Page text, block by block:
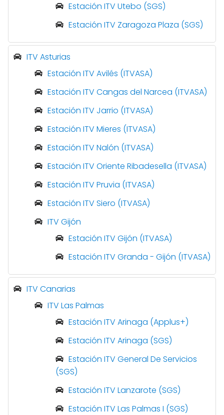
Estación ITV Utebo (SGS)
Estación ITV Zaragoza Plaza (SGS)
ITV Asturias
Estación ITV Avilés (ITVASA)
Estación ITV Cangas del Narcea (ITVASA)
Estación ITV Jarrio (ITVASA)
Estación ITV Mieres (ITVASA)
Estación ITV Nalón (ITVASA)
Estación ITV Oriente Ribadesella (ITVASA)
Estación ITV Pruvia (ITVASA)
Estación ITV Siero (ITVASA)
ITV Gijón
Estación ITV Gijón (ITVASA)
Estación ITV Granda - Gijón (ITVASA)
ITV Canarias
ITV Las Palmas
Estación ITV Arinaga (Applus+)
Estación ITV Arinaga (SGS)
Estación ITV General De Servicios
(SGS)
Estación ITV Lanzarote (SGS)
Estación ITV Las Palmas I (SGS)